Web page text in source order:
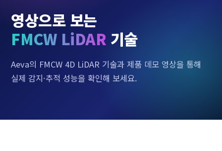
영상으로 보는
FMCW LiDAR 기술
Aeva의 FMCW 4D LiDAR 기술과 제품 데모 영상을 통해
실제 감지·추적 성능을 확인해 보세요.